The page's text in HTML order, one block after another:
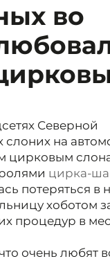
во
Северной
слоних на
цирковым
цирка-
потеряться в
хоботом
процедур в
очень любят